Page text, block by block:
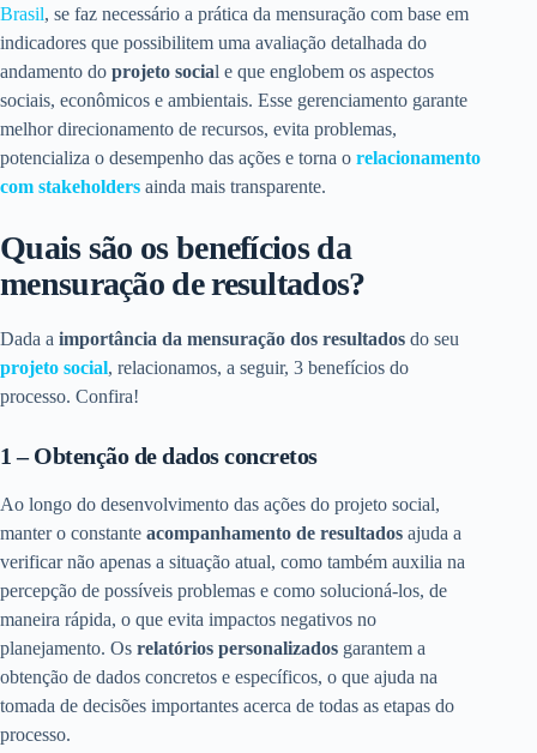
Brasil, se faz necessário a prática da mensuração com base em
indicadores que possibilitem uma avaliação detalhada do
andamento do projeto social e que englobem os aspectos
sociais, econômicos e ambientais. Esse gerenciamento garante
melhor direcionamento de recursos, evita problemas,
potencializa o desempenho das ações e torna o relacionamento
com stakeholders ainda mais transparente.
Quais são os benefícios da
mensuração de resultados?
Dada a importância da mensuração dos resultados do seu
projeto social, relacionamos, a seguir, 3 benefícios do
processo. Confira!
1 – Obtenção de dados concretos
Ao longo do desenvolvimento das ações do projeto social,
manter o constante acompanhamento de resultados ajuda a
verificar não apenas a situação atual, como também auxilia na
percepção de possíveis problemas e como solucioná-los, de
maneira rápida, o que evita impactos negativos no
planejamento. Os relatórios personalizados garantem a
obtenção de dados concretos e específicos, o que ajuda na
tomada de decisões importantes acerca de todas as etapas do
processo.